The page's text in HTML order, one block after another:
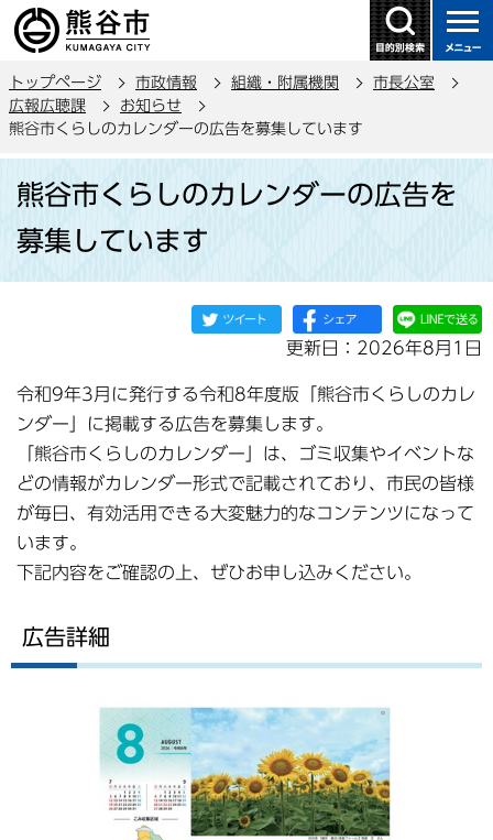
の
ー
ジ
トップページ 市政情報 組織・附属機関
市長公室
広報広聴課
お知らせ
熊谷市くらしのカレンダーの広告を募集しています
か
熊谷市くらしのカレンダーの広告を
募集しています
更新日：2026年8月1日
令和9年3月に発行する令和8年度版「熊谷市くらしのカレ
ンダー」に掲載する広告を募集します。
「熊谷市くらしのカレンダー」は、ゴミ収集やイベントな
どの情報がカレンダー形式で記載されており、市民の皆様
が毎日、有効活用できる大変魅力的なコンテンツになって
います。
下記内容をご確認の上、ぜひお申し込みください。
広告詳細